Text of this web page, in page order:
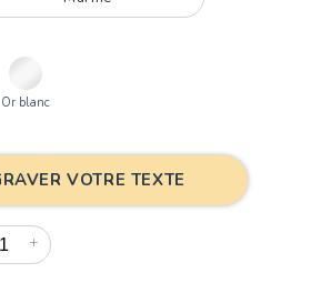
Or blanc
VOTRE TEXTE
+